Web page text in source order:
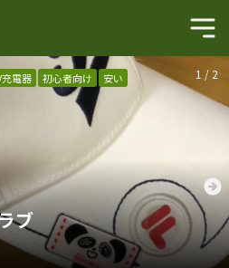
1 / 2
充電器 初心者向け 安い
ブ